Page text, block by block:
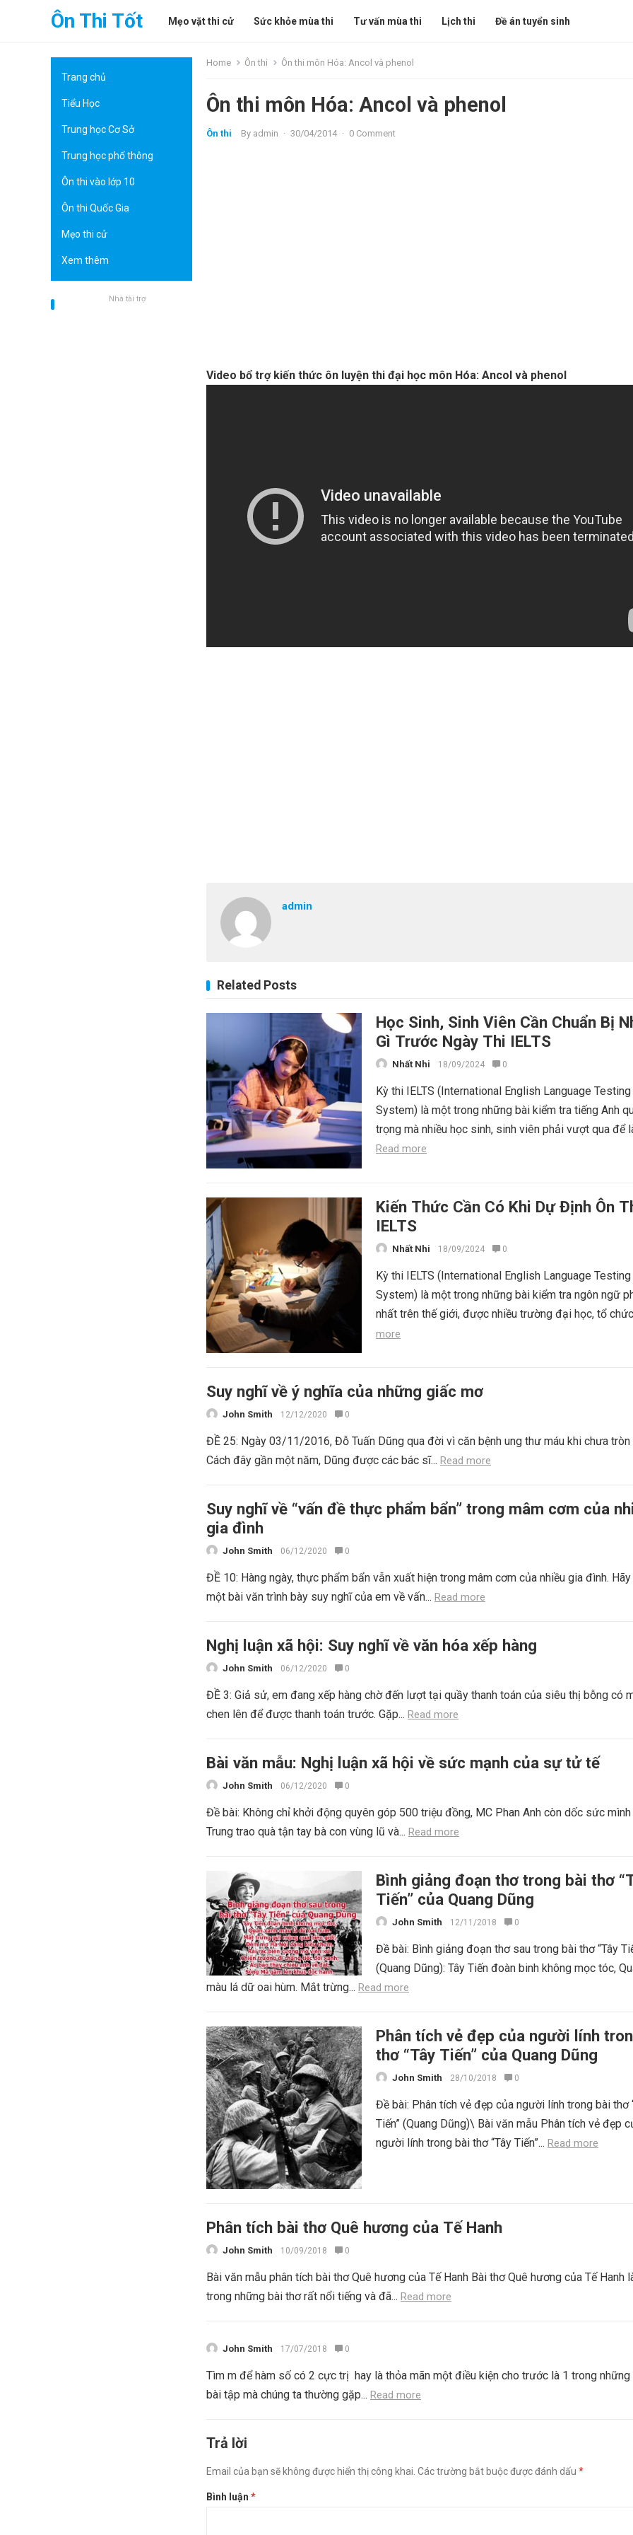
Ôn Thi Tốt Mẹo vặt thi cử Sức khỏe mùa thi Tư vấn mùa thi Lịch thi Đề án tuyển sinh
Trang chủ
Tiểu Học
Trung học Cơ Sở
Trung học phổ thông
Ôn thi vào lớp 10
Ôn thi Quốc Gia
Mẹo thi cử
Xem thêm
Nhà tài trợ
Home Ôn thi Ôn thi môn Hóa: Ancol và phenol
Ôn thi môn Hóa: Ancol và phenol
Ôn thi By admin · 30/04/2014 · 0 Comment
Video bổ trợ kiến thức ôn luyện thi đại học môn Hóa: Ancol và phenol
admin
Related Posts
Học Sinh, Sinh Viên Cần Chuẩn Bị
Gì Trước Ngày Thi IELTS
Nhất Nhi 18/09/2024 0
Kỳ thi IELTS (International English Language Testing
System) là một trong những bài kiểm tra tiếng Anh
trọng mà nhiều học sinh, sinh viên phải vượt qua để
Read more
Kiến Thức Cần Có Khi Dự Định Ôn
IELTS
Nhất Nhi 18/09/2024 0
Kỳ thi IELTS (International English Language Testing
System) là một trong những bài kiểm tra ngôn ngữ
nhất trên thế giới, được nhiều trường đại học, tổ
more
Suy nghĩ về ý nghĩa của những giấc mơ
John Smith 12/12/2020 0
ĐỀ 25: Ngày 03/11/2016, Đỗ Tuấn Dũng qua đời vì căn bệnh ung thư máu khi chưa tròn
Cách đây gần một năm, Dũng được các bác sĩ... Read more
Suy nghĩ về “vấn đề thực phẩm bẩn” trong mâm cơm của
gia đình
John Smith 06/12/2020 0
ĐỀ 10: Hàng ngày, thực phẩm bẩn vẫn xuất hiện trong mâm cơm của nhiều gia đình.
một bài văn trình bày suy nghĩ của em về vấn... Read more
Nghị luận xã hội: Suy nghĩ về văn hóa xếp hàng
John Smith 06/12/2020 0
ĐỀ 3: Giả sử, em đang xếp hàng chờ đến lượt tại quầy thanh toán của siêu thị bỗng có
chen lên để được thanh toán trước. Gặp... Read more
Bài văn mẫu: Nghị luận xã hội về sức mạnh của sự tử tế
John Smith 06/12/2020 0
Đề bài: Không chỉ khởi động quyên góp 500 triệu đồng, MC Phan Anh còn dốc sức mình
Trung trao quà tận tay bà con vùng lũ và... Read more
Bình giảng đoạn thơ trong bài thơ
Tiến” của Quang Dũng
John Smith 12/11/2018 0
Đề bài: Bình giảng đoạn thơ sau trong bài thơ “Tây
(Quang Dũng): Tây Tiến đoàn binh không mọc tóc,
màu lá dữ oai hùm. Mắt trừng... Read more
Phân tích vẻ đẹp của người lính
thơ “Tây Tiến” của Quang Dũng
John Smith 28/10/2018 0
Đề bài: Phân tích vẻ đẹp của người lính trong bài thơ
Tiến” (Quang Dũng)\ Bài văn mẫu Phân tích vẻ đẹp
người lính trong bài thơ “Tây Tiến”... Read more
Phân tích bài thơ Quê hương của Tế Hanh
John Smith 10/09/2018 0
Bài văn mẫu phân tích bài thơ Quê hương của Tế Hanh Bài thơ Quê hương của Tế Hanh
trong những bài thơ rất nổi tiếng và đã... Read more
John Smith 17/07/2018 0
Tìm m để hàm số có 2 cực trị hay là thỏa mãn một điều kiện cho trước là 1 trong những
bài tập mà chúng ta thường gặp... Read more
Trả lời
Email của bạn sẽ không được hiển thị công khai. Các trường bắt buộc được đánh dấu *
Bình luận *